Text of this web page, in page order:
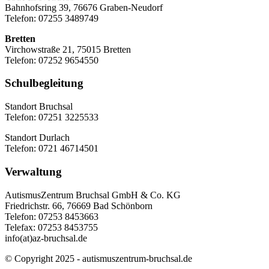
Bahnhofsring 39, 76676 Graben-Neudorf
Telefon: 07255 3489749
Bretten
Virchowstraße 21, 75015 Bretten
Telefon: 07252 9654550
Schulbegleitung
Standort Bruchsal
Telefon: 07251 3225533
Standort Durlach
Telefon: 0721 46714501
Verwaltung
AutismusZentrum Bruchsal GmbH & Co. KG
Friedrichstr. 66, 76669 Bad Schönborn
Telefon: 07253 8453663
Telefax: 07253 8453755
info(at)az-bruchsal.de
© Copyright 2025 - autismuszentrum-bruchsal.de